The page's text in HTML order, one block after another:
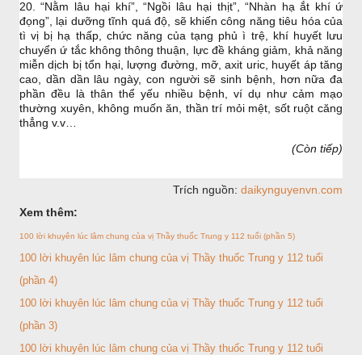
20. “Nằm lâu hại khí”, “Ngồi lâu hại thịt”, “Nhàn hạ ắt khí ứ
đọng”, lại dưỡng tĩnh quá độ, sẽ khiến công năng tiêu hóa của
tì vị bị hạ thấp, chức năng của tạng phủ ì trệ, khí huyết lưu
chuyển ứ tắc không thông thuận, lực đề kháng giảm, khả năng
miễn dịch bị tổn hại, lượng đường, mỡ, axit uric, huyết áp tăng
cao, dần dần lâu ngày, con người sẽ sinh bệnh, hơn nữa đa
phần đều là thân thể yếu nhiều bệnh, ví dụ như cảm mạo
thường xuyên, không muốn ăn, thần trí mỏi mệt, sốt ruột căng
thẳng v.v…
(Còn tiếp)
Trích nguồn: daikynguyenvn.com
Xem thêm:
100 lời khuyên lúc lâm chung của vị Thầy thuốc Trung y 112 tuổi (phần 5)
100 lời khuyên lúc lâm chung của vị Thầy thuốc Trung y 112 tuổi
(phần 4)
100 lời khuyên lúc lâm chung của vị Thầy thuốc Trung y 112 tuổi
(phần 3)
100 lời khuyên lúc lâm chung của vị Thầy thuốc Trung y 112 tuổi